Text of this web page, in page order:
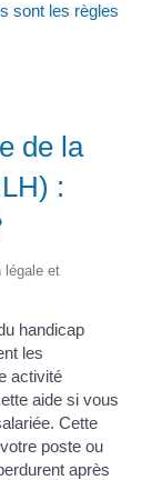
sont les règles
de la
:
légale et
handicap
les
activité
aide si vous
Cette
poste ou
après